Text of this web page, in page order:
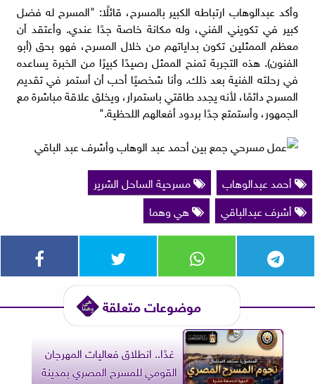
وأكد عبدالوهاب ارتباطه الكبير بالمسرح، قائلًا: "المسرح له فضل
كبير في تكويني الفني، وله مكانة خاصة جدًا عندي. وأعتقد أن
معظم الممثلين تكون بداياتهم من خلال المسرح، فهو بحق (أبو
الفنون). هذه التجربة تمنح الممثل رصيدًا كبيرًا من الخبرة يساعده
في رحلته الفنية بعد ذلك. وأنا شخصيًا أحب أن أستمر في تقديم
المسرح دائمًا، لأنه يجدد طاقتي باستمرار، ويخلق علاقة مباشرة مع
الجمهور، وأستمتع جدًا بردود أفعالهم اللحظية."
أحمد عبدالوهاب
مسرحية الساحل الشرير
أشرف عبدالباقي
هي وهما
موضوعات متعلقة
غدًا.. انطلاق فعاليات المهرجان
القومي للمسرح المصري بمدينة